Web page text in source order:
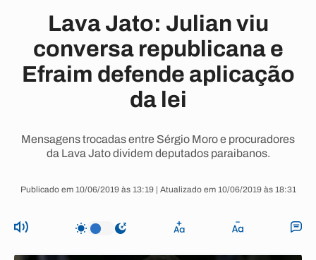
Lava Jato: Julian viu
conversa republicana e
Efraim defende aplicação
da lei
Mensagens trocadas entre Sérgio Moro e procuradores
da Lava Jato dividem deputados paraibanos.
Publicado em 10/06/2019 às 13:19 | Atualizado em 10/06/2019 às 18:31